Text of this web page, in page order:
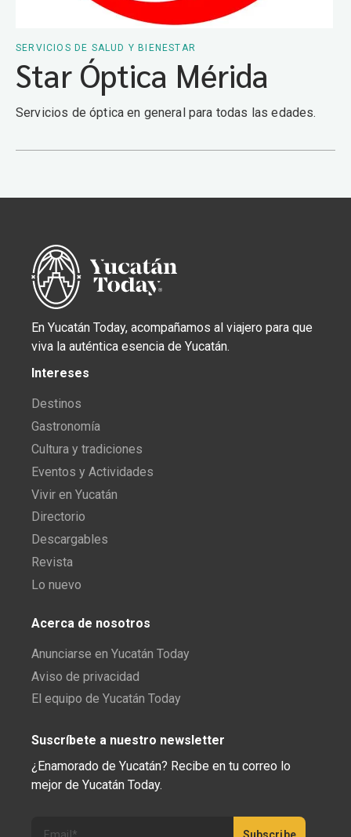
SERVICIOS DE SALUD Y BIENESTAR
Star Óptica Mérida
Servicios de óptica en general para todas las edades.
En Yucatán Today, acompañamos al viajero para que
viva la auténtica esencia de Yucatán.
Intereses
Destinos
Gastronomía
Cultura y tradiciones
Eventos y Actividades
Vivir en Yucatán
Directorio
Descargables
Revista
Lo nuevo
Acerca de nosotros
Anunciarse en Yucatán Today
Aviso de privacidad
El equipo de Yucatán Today
Suscríbete a nuestro newsletter
¿Enamorado de Yucatán? Recibe en tu correo lo
mejor de Yucatán Today.